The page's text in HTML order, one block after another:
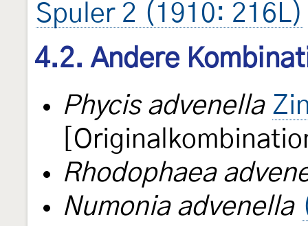
Spuler 2 (1910: 216L)
4.2. Andere
Phycis advenella
Rhodophaea
Numonia advenella